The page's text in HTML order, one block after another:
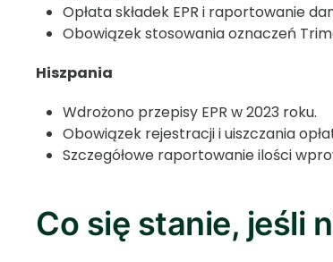
Opłata składek EPR i raportowanie
Obowiązek stosowania oznaczeń
Hiszpania
Wdrożono przepisy EPR w 2023 roku.
Obowiązek rejestracji i uiszczania
Szczegółowe raportowanie ilości
Co się stanie, jeśli